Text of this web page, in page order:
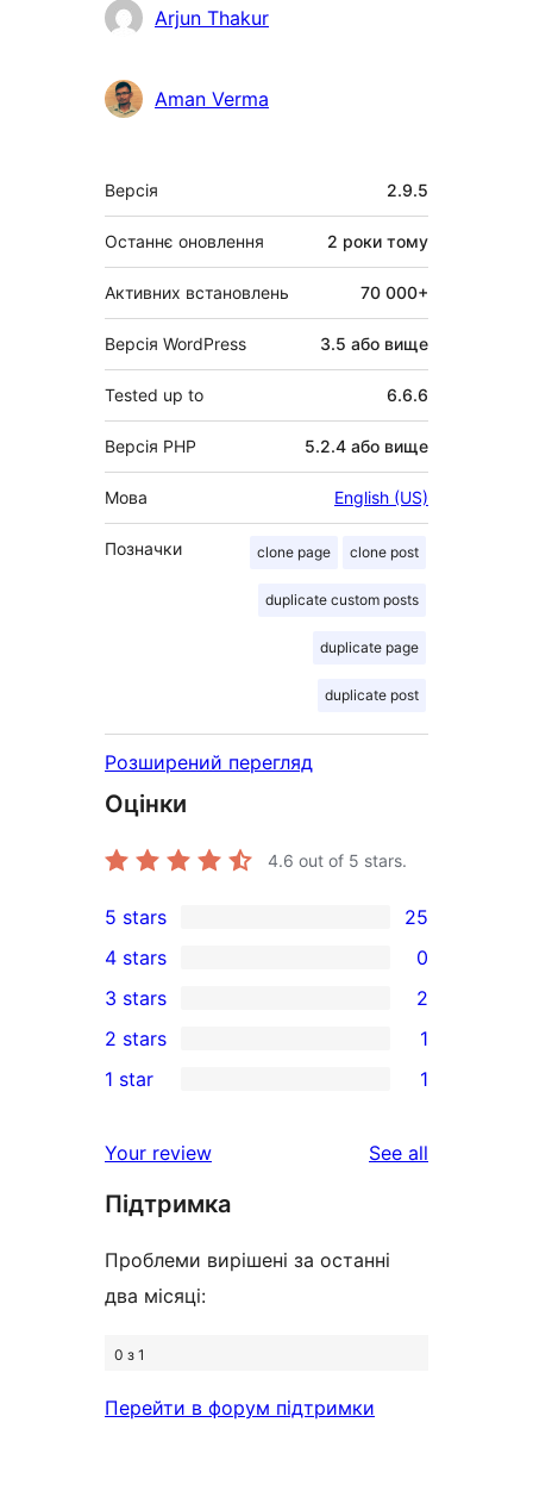
УчасникиArjun Thakur
Aman Verma
Мета
Версія 2.9.5
Останнє оновлення 2 роки тому
Активних встановлень 70 000+
Версія WordPress 3.5 або вище
Tested up to 6.6.6
Версія PHP 5.2.4 або вище
Мова English (US)
Позначки clone page clone post
duplicate custom posts
duplicate page
duplicate post
Розширений перегляд
Оцінки
4.6 out of 5 stars.
25
5-
star
reviews
5 stars 25
4-
star
reviews
4 stars 0
2
3-
star
3 stars 2
2-
review
2 stars 1
star
review
1 star 1
Your review See all
Підтримка
Проблеми вирішені за останні
два місяці:
0 з 1
Перейти в форум підтримки